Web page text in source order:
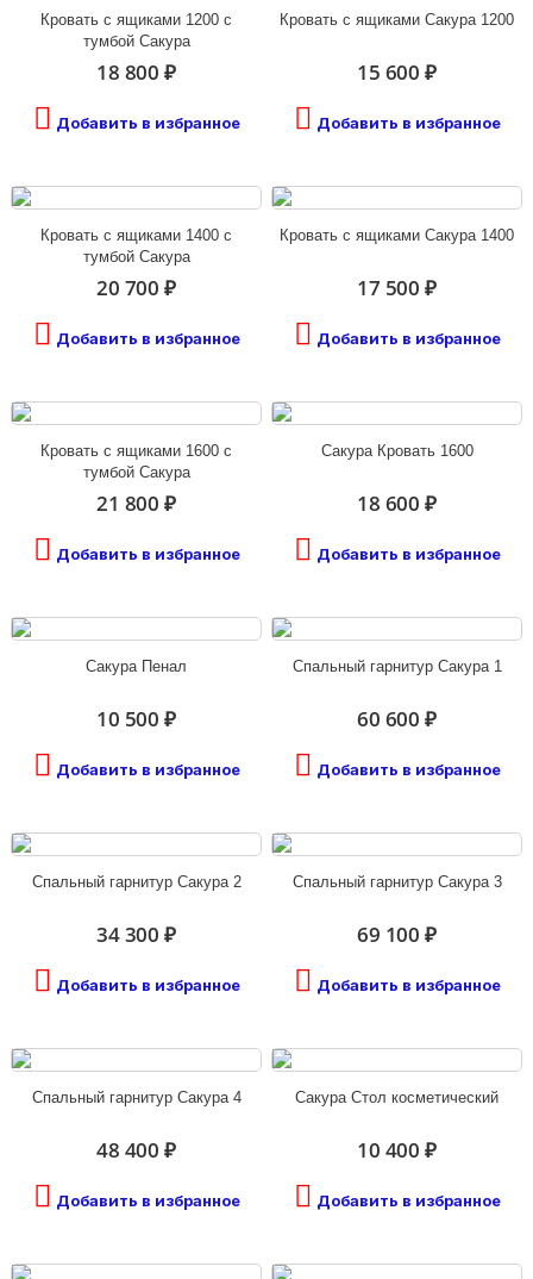
Кровать с ящиками 1200 с
тумбой Сакура
18 800 ₽
Добавить в избранное
Кровать с ящиками Сакура 1200
15 600 ₽
Добавить в избранное
Кровать с ящиками 1400 с
тумбой Сакура
20 700 ₽
Добавить в избранное
Кровать с ящиками Сакура 1400
17 500 ₽
Добавить в избранное
Кровать с ящиками 1600 с
тумбой Сакура
21 800 ₽
Добавить в избранное
Сакура Кровать 1600
18 600 ₽
Добавить в избранное
Сакура Пенал
10 500 ₽
Добавить в избранное
Спальный гарнитур Сакура 1
60 600 ₽
Добавить в избранное
Спальный гарнитур Сакура 2
34 300 ₽
Добавить в избранное
Спальный гарнитур Сакура 3
69 100 ₽
Добавить в избранное
Спальный гарнитур Сакура 4
48 400 ₽
Добавить в избранное
Сакура Стол косметический
10 400 ₽
Добавить в избранное